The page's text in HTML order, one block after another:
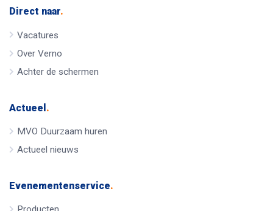
Direct naar.
Vacatures
Over Verno
Achter de schermen
Actueel .
MVO Duurzaam huren
Actueel nieuws
Evenementenservice.